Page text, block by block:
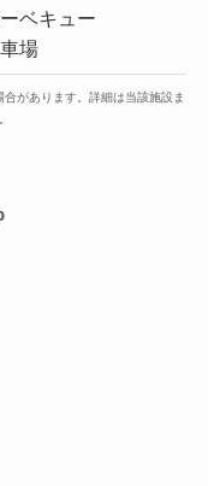
ベキュー
場
があります。詳細は当該施設ま